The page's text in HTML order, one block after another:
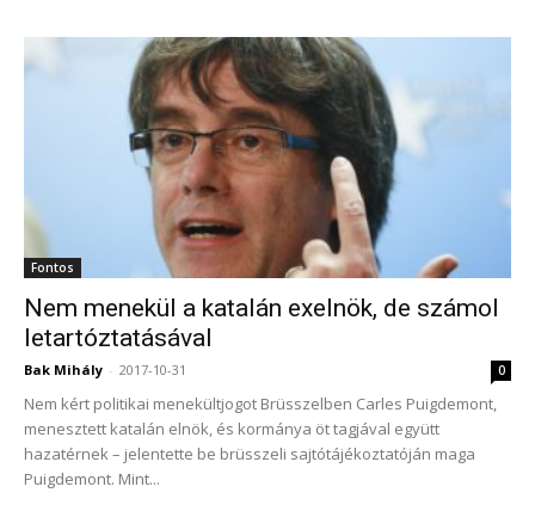
Fontos
Nem menekül a katalán exelnök, de számol
letartóztatásával
Bak Mihály - 2017-10-31 0
Nem kért politikai menekültjogot Brüsszelben Carles Puigdemont,
menesztett katalán elnök, és kormánya öt tagjával együtt
hazatérnek – jelentette be brüsszeli sajtótájékoztatóján maga
Puigdemont. Mint...